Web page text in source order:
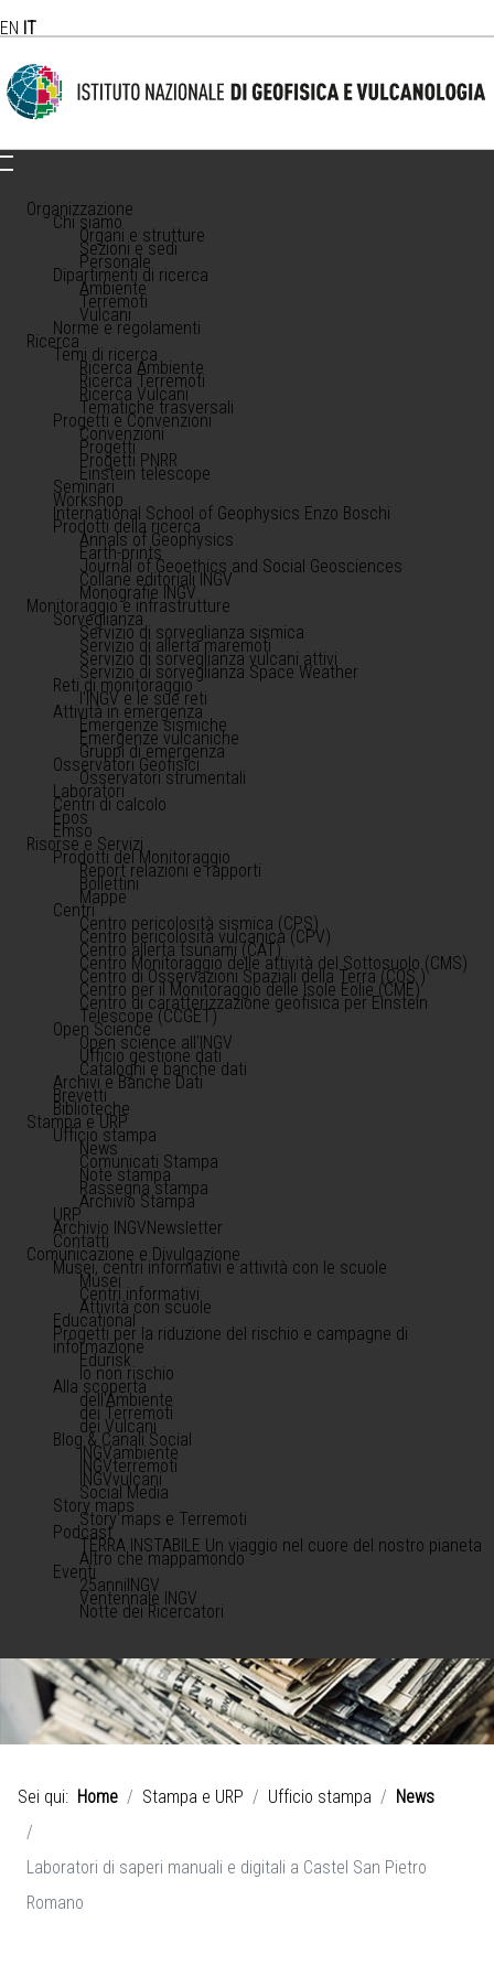
EN IT
Organizzazione
Chi siamo
Organi e strutture
Sezioni e sedi
Personale
Dipartimenti di ricerca
Ambiente
Terremoti
Vulcani
Norme e regolamenti
Ricerca
Temi di ricerca
Ricerca Ambiente
Ricerca Terremoti
Ricerca Vulcani
Tematiche trasversali
Progetti e Convenzioni
Convenzioni
Progetti
Progetti PNRR
Einstein telescope
Seminari
Workshop
International School of Geophysics Enzo Boschi
Prodotti della ricerca
Annals of Geophysics
Earth-prints
Journal of Geoethics and Social Geosciences
Collane editoriali INGV
Monografie INGV
Monitoraggio e infrastrutture
Sorveglianza
Servizio di sorveglianza sismica
Servizio di allerta maremoti
Servizio di sorveglianza vulcani attivi
Servizio di sorveglianza Space Weather
Reti di monitoraggio
l'INGV e le sue reti
Attività in emergenza
Emergenze sismiche
Emergenze vulcaniche
Gruppi di emergenza
Osservatori Geofisici
Osservatori strumentali
Laboratori
Centri di calcolo
Epos
Emso
Risorse e Servizi
Prodotti del Monitoraggio
Report relazioni e rapporti
Bollettini
Mappe
Centri
Centro pericolosità sismica (CPS)
Centro pericolosità vulcanica (CPV)
Centro allerta tsunami (CAT)
Centro Monitoraggio delle attività del Sottosuolo (CMS)
Centro di Osservazioni Spaziali della Terra (COS )
Centro per il Monitoraggio delle Isole Eolie (CME)
Centro di caratterizzazione geofisica per Einstein
Telescope (CCGET)
Open Science
Open science all'INGV
Ufficio gestione dati
Cataloghi e banche dati
Archivi e Banche Dati
Brevetti
Biblioteche
Stampa e URP
Ufficio stampa
News
Comunicati Stampa
Note stampa
Rassegna stampa
Archivio Stampa
URP
Archivio INGVNewsletter
Contatti
Comunicazione e Divulgazione
Musei, centri informativi e attività con le scuole
Musei
Centri informativi
Attività con scuole
Educational
Progetti per la riduzione del rischio e campagne di
informazione
Edurisk
Io non rischio
Alla scoperta
dell'Ambiente
dei Terremoti
dei Vulcani
Blog & Canali Social
INGVambiente
INGVterremoti
INGVvulcani
Social Media
Story maps
Story maps e Terremoti
Podcast
TERRA INSTABILE Un viaggio nel cuore del nostro pianeta
Altro che mappamondo
Eventi
25anniINGV
Ventennale INGV
Notte dei Ricercatori
Sei qui: Home Stampa e URP Ufficio stampa News
Laboratori di saperi manuali e digitali a Castel San Pietro
Romano